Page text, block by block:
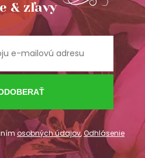
& zľavy
osobných údajov,Odhlásenie